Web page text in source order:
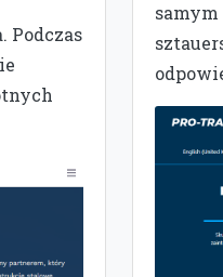
Podczas